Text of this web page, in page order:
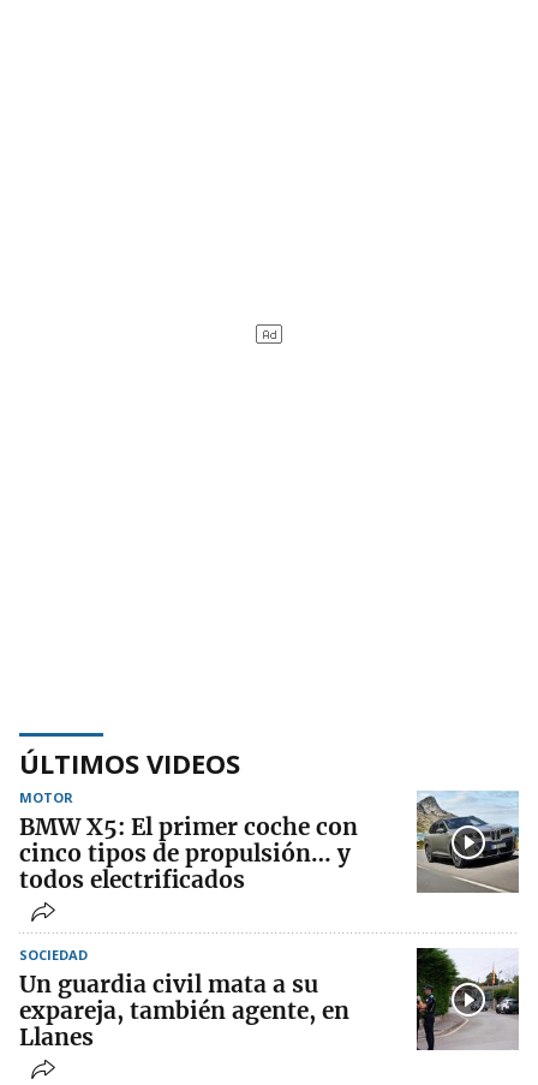
ÚLTIMOS VIDEOS
MOTOR
BMW X5: El primer coche con
cinco tipos de propulsión… y
todos electrificados
SOCIEDAD
Un guardia civil mata a su
expareja, también agente, en
Llanes